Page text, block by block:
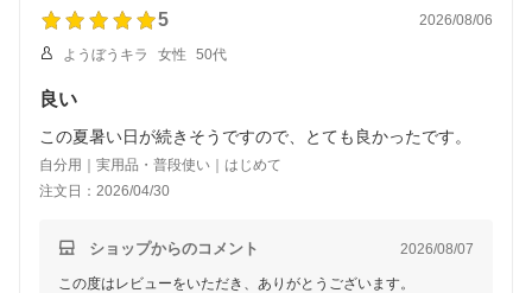
簡単 リビング
5 2026/08/06
ようぼうキラ 女性 50代
良い
この夏暑い日が続きそうですので、とても良かったです。
自分用｜実用品・普段使い｜はじめて
注文日：2026/04/30
ショップからのコメント 2026/08/07
この度はレビューをいただき、ありがとうございます。